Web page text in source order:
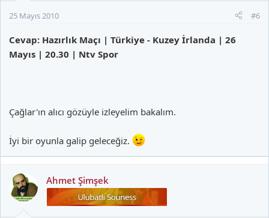
25 Mayıs 2010 #6
Cevap: Hazırlık Maçı | Türkiye - Kuzey İrlanda | 26
Mayıs | 20.30 | Ntv Spor
Çağlar'ın alıcı gözüyle izleyelim bakalım.
İyi bir oyunla galip geleceğiz.
Ahmet Şimşek